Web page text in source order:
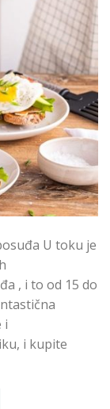
U toku je
, i to od 15 do
i
i kupite